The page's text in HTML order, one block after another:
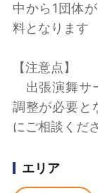
中から1団体
料となります
【注意点】
出張演舞サ
調整が必要と
にご相談くだ
エリア